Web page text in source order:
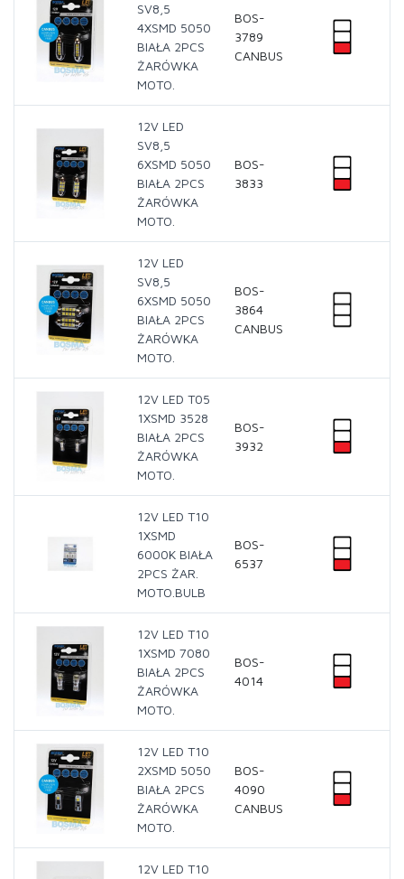
SV8,5
4XSMD 5050
BIAŁA 2PCS
ŻARÓWKA
MOTO.
BOS-
3789
CANBUS
12V LED
SV8,5
6XSMD 5050
BIAŁA 2PCS
ŻARÓWKA
MOTO.
BOS-
3833
12V LED
SV8,5
6XSMD 5050
BIAŁA 2PCS
ŻARÓWKA
MOTO.
BOS-
3864
CANBUS
12V LED T05
1XSMD 3528
BIAŁA 2PCS
ŻARÓWKA
MOTO.
BOS-
3932
12V LED T10
1XSMD
6000K BIAŁA
2PCS ŻAR.
MOTO.BULB
BOS-
6537
12V LED T10
1XSMD 7080
BIAŁA 2PCS
ŻARÓWKA
MOTO.
BOS-
4014
12V LED T10
2XSMD 5050
BIAŁA 2PCS
ŻARÓWKA
MOTO.
BOS-
4090
CANBUS
12V LED T10